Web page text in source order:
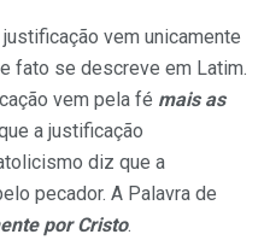
vem unicamente
fato se descreve em Latim.
vem pela fé mais as
a justificação
diz que a
pecador. A Palavra de
por Cristo.